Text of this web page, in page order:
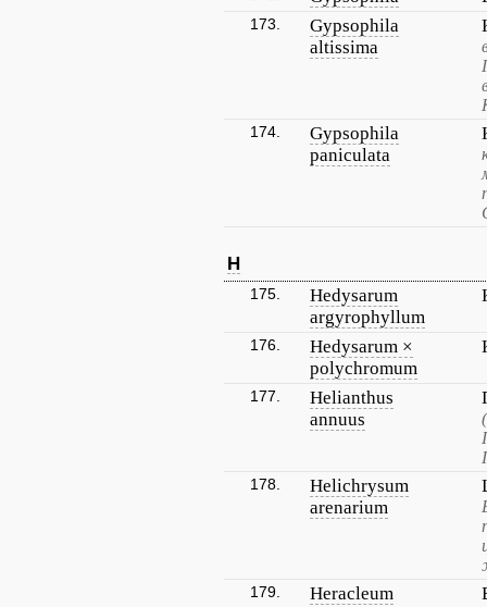
173.
Gypsophila
altissima
174.
Gypsophila
paniculata
H
175.
Hedysarum
argyrophyllum
176.
Hedysarum ×
polychromum
177.
Helianthus
annuus
178.
Helichrysum
arenarium
179.
Heracleum